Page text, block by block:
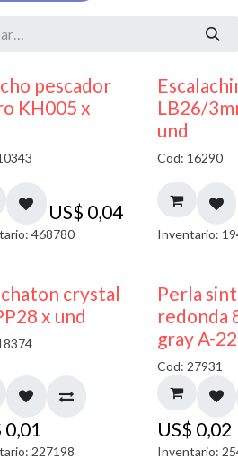
pescador
KH005 x
US$ 0,04
468780
LB26/
und
Cod: 16290
Inventario:
crystal
x und
0,01
227198
Perla
redonda
gray A-
Cod: 27931
US$ 0,02
Inventario: